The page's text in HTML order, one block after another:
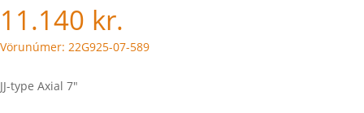
11.140 kr.
Vörunúmer: 22G925-07-589
JJ-type Axial 7"